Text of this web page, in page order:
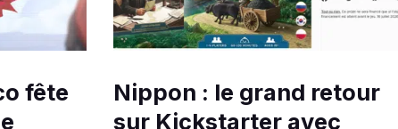
fête
Nippon : le grand retour
sur Kickstarter avec